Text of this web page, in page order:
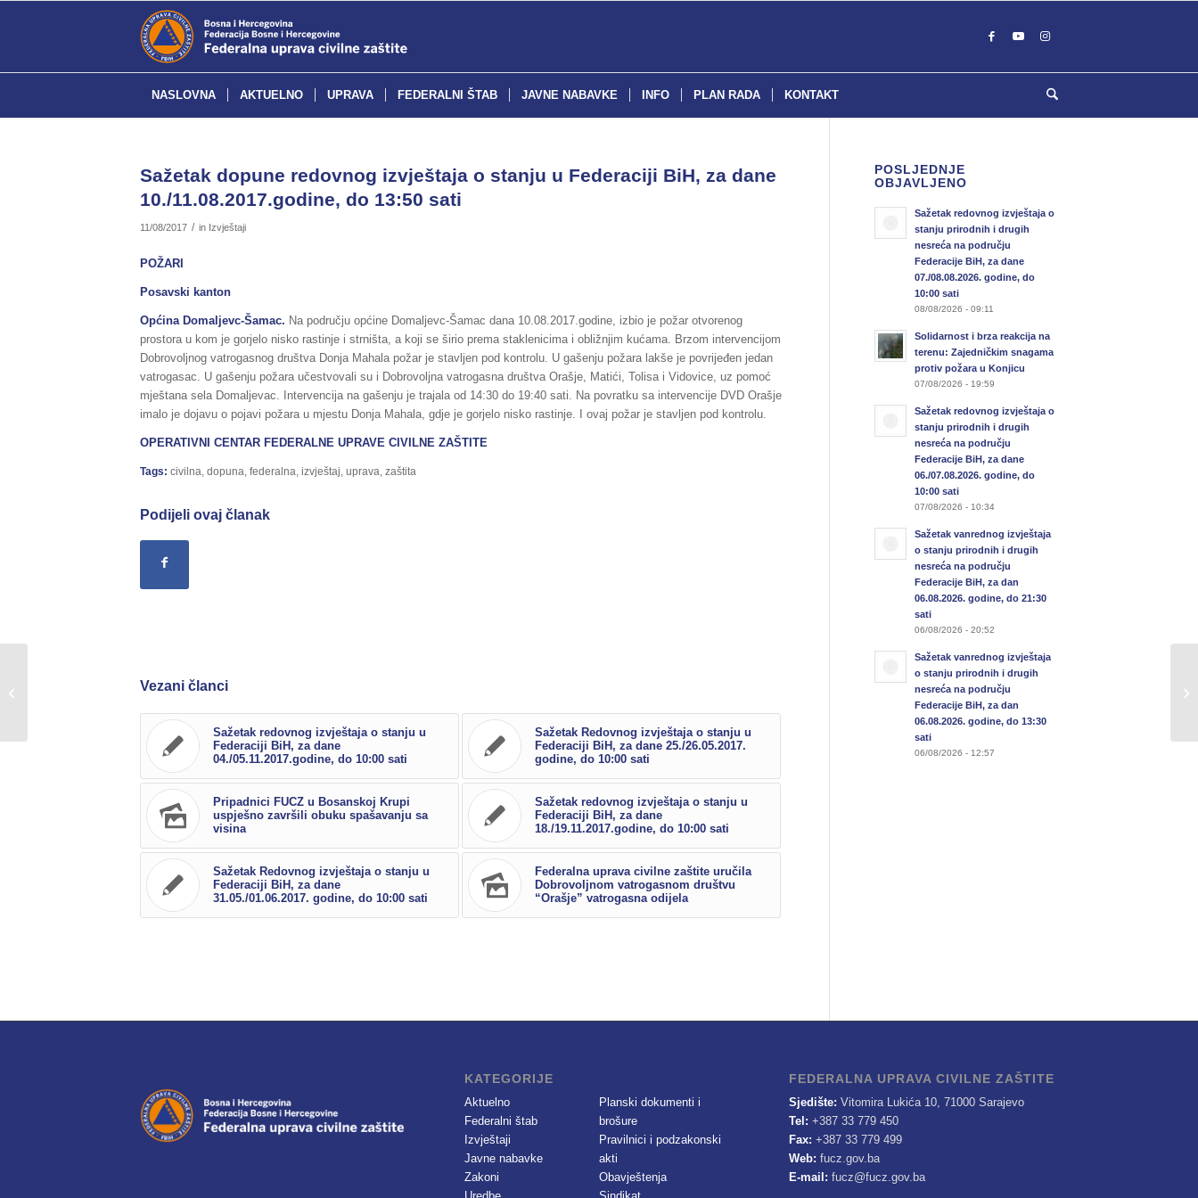
NASLOVNA AKTUELNO UPRAVA FEDERALNI ŠTAB JAVNE NABAVKE INFO PLAN RADA KONTAKT
Sažetak dopune redovnog izvještaja o stanju u Federaciji BiH, za dane
10./11.08.2017.godine, do 13:50 sati
11/08/2017 / in Izvještaji
POŽARI
Posavski kanton
Općina Domaljevc-Šamac. Na području općine Domaljevc-Šamac dana 10.08.2017.godine, izbio je požar otvorenog
prostora u kom je gorjelo nisko rastinje i strništa, a koji se širio prema staklenicima i obližnjim kućama. Brzom intervencijom
Dobrovoljnog vatrogasnog društva Donja Mahala požar je stavljen pod kontrolu. U gašenju požara lakše je povrijeđen jedan
vatrogasac. U gašenju požara učestvovali su i Dobrovoljna vatrogasna društva Orašje, Matići, Tolisa i Vidovice, uz pomoć
mještana sela Domaljevac. Intervencija na gašenju je trajala od 14:30 do 19:40 sati. Na povratku sa intervencije DVD Orašje
imalo je dojavu o pojavi požara u mjestu Donja Mahala, gdje je gorjelo nisko rastinje. I ovaj požar je stavljen pod kontrolu.
OPERATIVNI CENTAR FEDERALNE UPRAVE CIVILNE ZAŠTITE
Tags: civilna dopuna federalna izvještaj uprava zaštita
Podijeli ovaj članak
Vezani članci
Sažetak redovnog izvještaja o stanju u
Federaciji BiH, za dane
04./05.11.2017.godine, do 10:00 sati
Sažetak Redovnog izvještaja o stanju u
Federaciji BiH, za dane 25./26.05.2017.
godine, do 10:00 sati
Pripadnici FUCZ u Bosanskoj Krupi
uspješno završili obuku spašavanju sa
visina
Sažetak redovnog izvještaja o stanju u
Federaciji BiH, za dane
18./19.11.2017.godine, do 10:00 sati
Sažetak Redovnog izvještaja o stanju u
Federaciji BiH, za dane
31.05./01.06.2017. godine, do 10:00 sati
Federalna uprava civilne zaštite uručila
Dobrovoljnom vatrogasnom društvu
“Orašje” vatrogasna odijela
POSLJEDNJE
OBJAVLJENO
Sažetak redovnog izvještaja o
stanju prirodnih i drugih
nesreća na području
Federacije BiH, za dane
07./08.08.2026. godine, do
10:00 sati
08/08/2026 - 09:11
Solidarnost i brza reakcija na
terenu: Zajedničkim snagama
protiv požara u Konjicu
07/08/2026 - 19:59
Sažetak redovnog izvještaja o
stanju prirodnih i drugih
nesreća na području
Federacije BiH, za dane
06./07.08.2026. godine, do
10:00 sati
07/08/2026 - 10:34
Sažetak vanrednog izvještaja
o stanju prirodnih i drugih
nesreća na području
Federacije BiH, za dan
06.08.2026. godine, do 21:30
sati
06/08/2026 - 20:52
Sažetak vanrednog izvještaja
o stanju prirodnih i drugih
nesreća na području
Federacije BiH, za dan
06.08.2026. godine, do 13:30
sati
06/08/2026 - 12:57
KATEGORIJE
Aktuelno
Federalni štab
Izvještaji
Javne nabavke
Zakoni
Planski dokumenti i
brošure
Pravilnici i podzakonski
akti
Obavještenja
FEDERALNA UPRAVA CIVILNE ZAŠTITE
Sjedište: Vitomira Lukića 10, 71000 Sarajevo
Tel: +387 33 779 450
Fax: +387 33 779 499
Web: fucz.gov.ba
E-mail: fucz@fucz.gov.ba
u Federaciji BiH, za dane
10./11.08.2017.godine,...